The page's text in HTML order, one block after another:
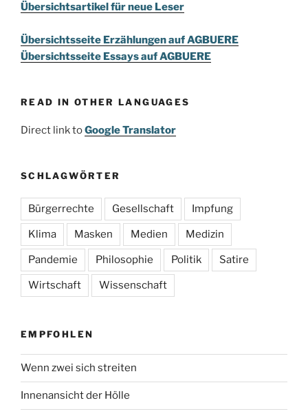
Übersichtsartikel für neue Leser
Übersichtsseite Erzählungen auf AGBUERE
Übersichtsseite Essays auf AGBUERE
READ IN OTHER LANGUAGES
Direct link toGoogle Translator
SCHLAGWÖRTER
Bürgerrechte Gesellschaft Impfung
Klima Masken Medien Medizin
Pandemie Philosophie Politik Satire
Wirtschaft Wissenschaft
EMPFOHLEN
Wenn zwei sich streiten
Innenansicht der Hölle